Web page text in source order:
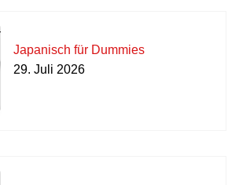
Japanisch für Dummies
29. Juli 2026